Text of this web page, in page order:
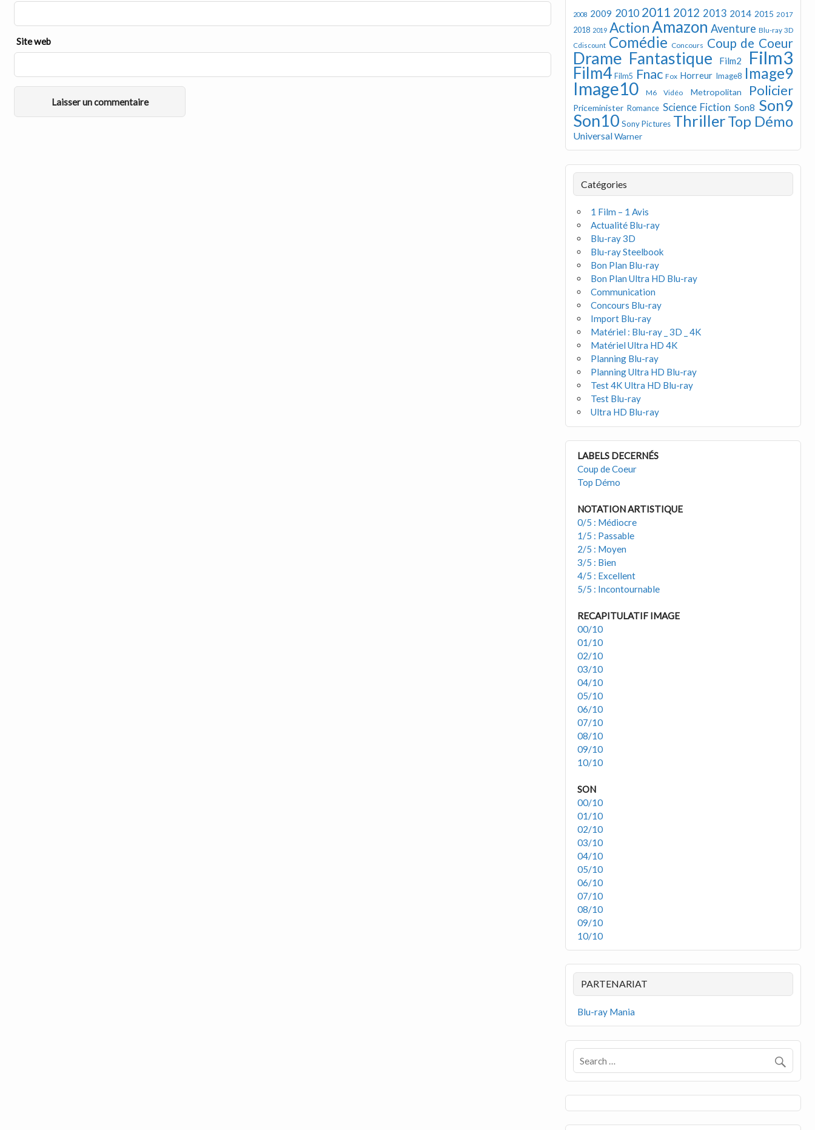
Site web
2008 2009 2010 2011 2012 2013 2014 2015 2017
2018 2019 ActionAmazon Aventure Blu-ray 3D
Cdiscount Comédie Concours Coup de Coeur
Drame Fantastique Film2 Film3
Film4 Film5 Fnac Fox Horreur Image8 Image9
Image10 M6 Vidéo Metropolitan Policier
Priceminister Romance Science Fiction Son8 Son9
Son10 Sony Pictures ThrillerTop Démo
UniversalWarner
Catégories
1 Film – 1 Avis
Actualité Blu-ray
Blu-ray 3D
Blu-ray Steelbook
Bon Plan Blu-ray
Bon Plan Ultra HD Blu-ray
Communication
Concours Blu-ray
Import Blu-ray
Matériel : Blu-ray _ 3D _ 4K
Matériel Ultra HD 4K
Planning Blu-ray
Planning Ultra HD Blu-ray
Test 4K Ultra HD Blu-ray
Test Blu-ray
Ultra HD Blu-ray
LABELS DECERNÉS
Coup de Coeur
Top Démo
NOTATION ARTISTIQUE
0/5 : Médiocre
1/5 : Passable
2/5 : Moyen
3/5 : Bien
4/5 : Excellent
5/5 : Incontournable
RECAPITULATIF IMAGE
00/10
01/10
02/10
03/10
04/10
05/10
06/10
07/10
08/10
09/10
10/10
SON
00/10
01/10
02/10
03/10
04/10
05/10
06/10
07/10
08/10
09/10
10/10
PARTENARIAT
Blu-ray Mania